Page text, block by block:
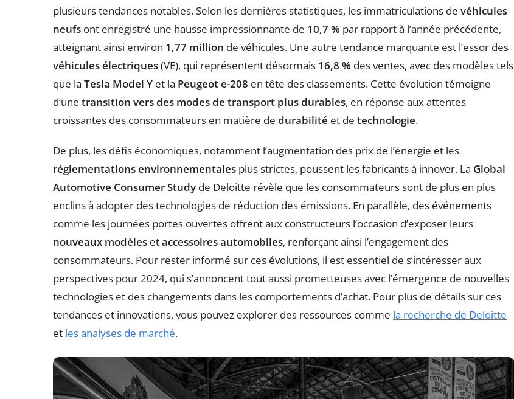
plusieurs tendances notables. Selon les dernières statistiques, les immatriculations de véhicules
neufs ont enregistré une hausse impressionnante de 10,7 % par rapport à l’année précédente,
atteignant ainsi environ 1,77 million de véhicules. Une autre tendance marquante est l’essor des
véhicules électriques(VE), qui représentent désormais 16,8 % des ventes, avec des modèles tels
que la Tesla Model Y et la Peugeot e-208 en tête des classements. Cette évolution témoigne
d’une transition vers des modes de transport plus durables, en réponse aux attentes
croissantes des consommateurs en matière de durabilité et de technologie.
De plus, les défis économiques, notamment l’augmentation des prix de l’énergie et les
réglementations environnementales plus strictes, poussent les fabricants à innover. La Global
Automotive Consumer Study de Deloitte révèle que les consommateurs sont de plus en plus
enclins à adopter des technologies de réduction des émissions. En parallèle, des événements
comme les journées portes ouvertes offrent aux constructeurs l’occasion d’exposer leurs
nouveaux modèles etaccessoires automobiles, renforçant ainsi l’engagement des
consommateurs. Pour rester informé sur ces évolutions, il est essentiel de s’intéresser aux
perspectives pour 2024, qui s’annoncent tout aussi prometteuses avec l’émergence de nouvelles
technologies et des changements dans les comportements d’achat. Pour plus de détails sur ces
tendances et innovations, vous pouvez explorer des ressources comme la recherche de Deloitte
et les analyses de marché.